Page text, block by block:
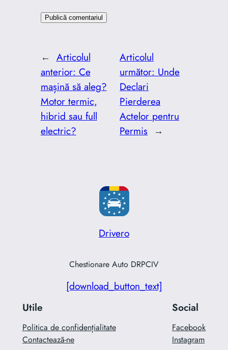
← Articolul
anterior: Ce
mașină să aleg?
Motor termic,
hibrid sau full
electric?
Articolul
următor: Unde
Declari
Pierderea
Actelor pentru
Permis →
Drivero
Chestionare Auto DRPCIV
[download_button_text]
Utile
Politica de confidențialitate
Contactează-ne
Social
Facebook
Instagram